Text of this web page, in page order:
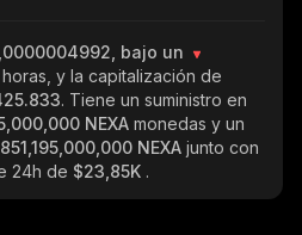
bajo un
y la capitalización de
. Tiene un suministro en
NEXA monedas y un
NEXA junto con
24h de $23,85K .